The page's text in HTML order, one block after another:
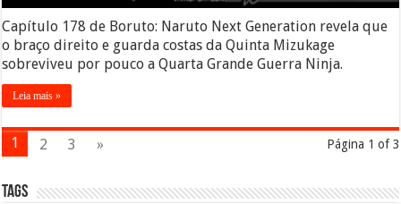
Capítulo 178 de Boruto: Naruto Next Generation revela que
o braço direito e guarda costas da Quinta Mizukage
sobreviveu por pouco a Quarta Grande Guerra Ninja.
Leia mais »
Página 1 of 3
1 2 3 »
Tags